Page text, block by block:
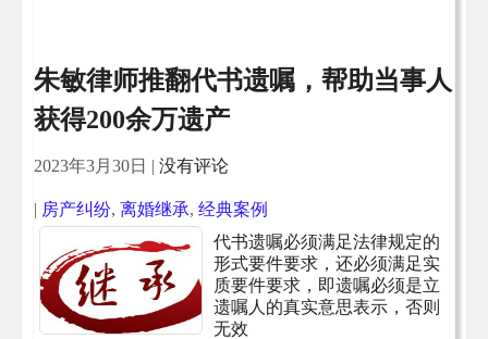
朱敏律师推翻代书遗嘱，帮助当事人
获得200余万遗产
2023年3月30日 | 没有评论
| 房产纠纷, 离婚继承, 经典案例
代书遗嘱必须满足法律规定的
形式要件要求，还必须满足实
质要件要求，即遗嘱必须是立
遗嘱人的真实意思表示，否则
无效